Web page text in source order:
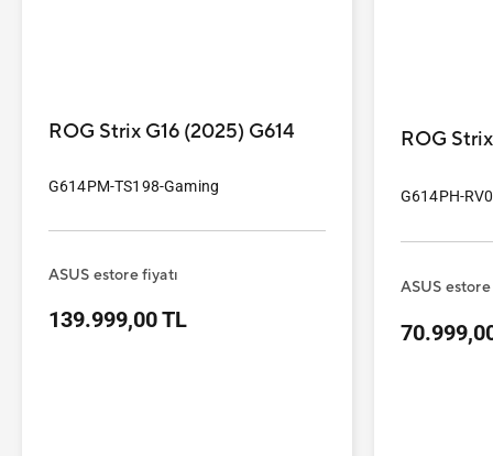
ROG Strix G16 (2025) G614
G614PM-TS198-Gaming
ASUS estore fiyatı
139.999,00 TL
ROG
G614PH-
ASUS